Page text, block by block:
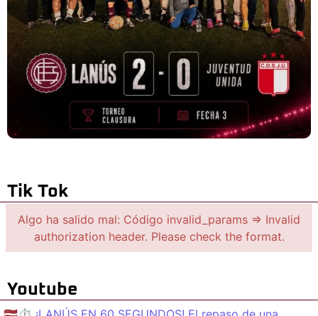
Tik Tok
Algo ha salido mal: Código invalid_params => Invalid
authorization header. Please check the format.
Youtube